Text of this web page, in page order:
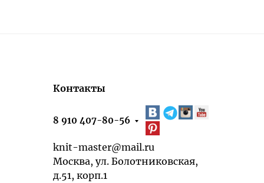
Контакты
8 910 407-80-56
knit-master@mail.ru
Москва, ул. Болотниковская,
д.51, корп.1